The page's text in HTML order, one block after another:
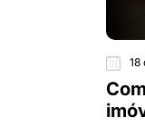
18